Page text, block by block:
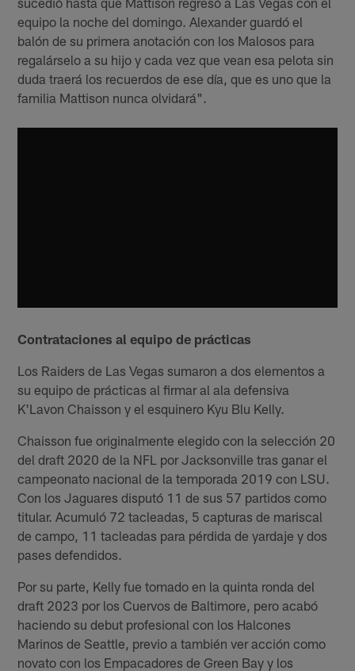
equipo la noche del domingo. Alexander guardó el
balón de su primera anotación con los Malosos para
regalárselo a su hijo y cada vez que vean esa pelota sin
duda traerá los recuerdos de ese día, que es uno que la
familia Mattison nunca olvidará".
Contrataciones al equipo de prácticas
Los Raiders de Las Vegas sumaron a dos elementos a
su equipo de prácticas al firmar al ala defensiva
K'Lavon Chaisson y el esquinero Kyu Blu Kelly.
Chaisson fue originalmente elegido con la selección 20
del draft 2020 de la NFL por Jacksonville tras ganar el
campeonato nacional de la temporada 2019 con LSU.
Con los Jaguares disputó 11 de sus 57 partidos como
titular. Acumuló 72 tacleadas, 5 capturas de mariscal
de campo, 11 tacleadas para pérdida de yardaje y dos
pases defendidos.
Por su parte, Kelly fue tomado en la quinta ronda del
draft 2023 por los Cuervos de Baltimore, pero acabó
haciendo su debut profesional con los Halcones
Marinos de Seattle, previo a también ver acción como
novato con los Empacadores de Green Bay y los